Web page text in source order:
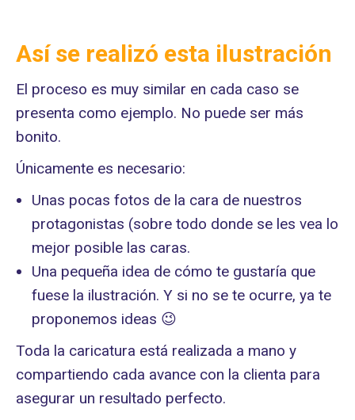
Así se realizó esta ilustración
El proceso es muy similar en cada caso se
presenta como ejemplo. No puede ser más
bonito.
Únicamente es necesario:
Unas pocas fotos de la cara de nuestros
protagonistas (sobre todo donde se les vea lo
mejor posible las caras.
Una pequeña idea de cómo te gustaría que
fuese la ilustración. Y si no se te ocurre, ya te
proponemos ideas 😉
Toda la caricatura está realizada a mano y
compartiendo cada avance con la clienta para
asegurar un resultado perfecto.